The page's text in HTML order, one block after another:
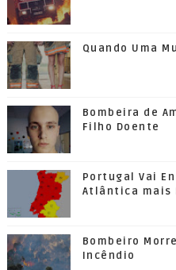
Quando Uma
Bombeira de
Filho Doente
Portugal Vai
Atlântica mais
Bombeiro
Incêndio